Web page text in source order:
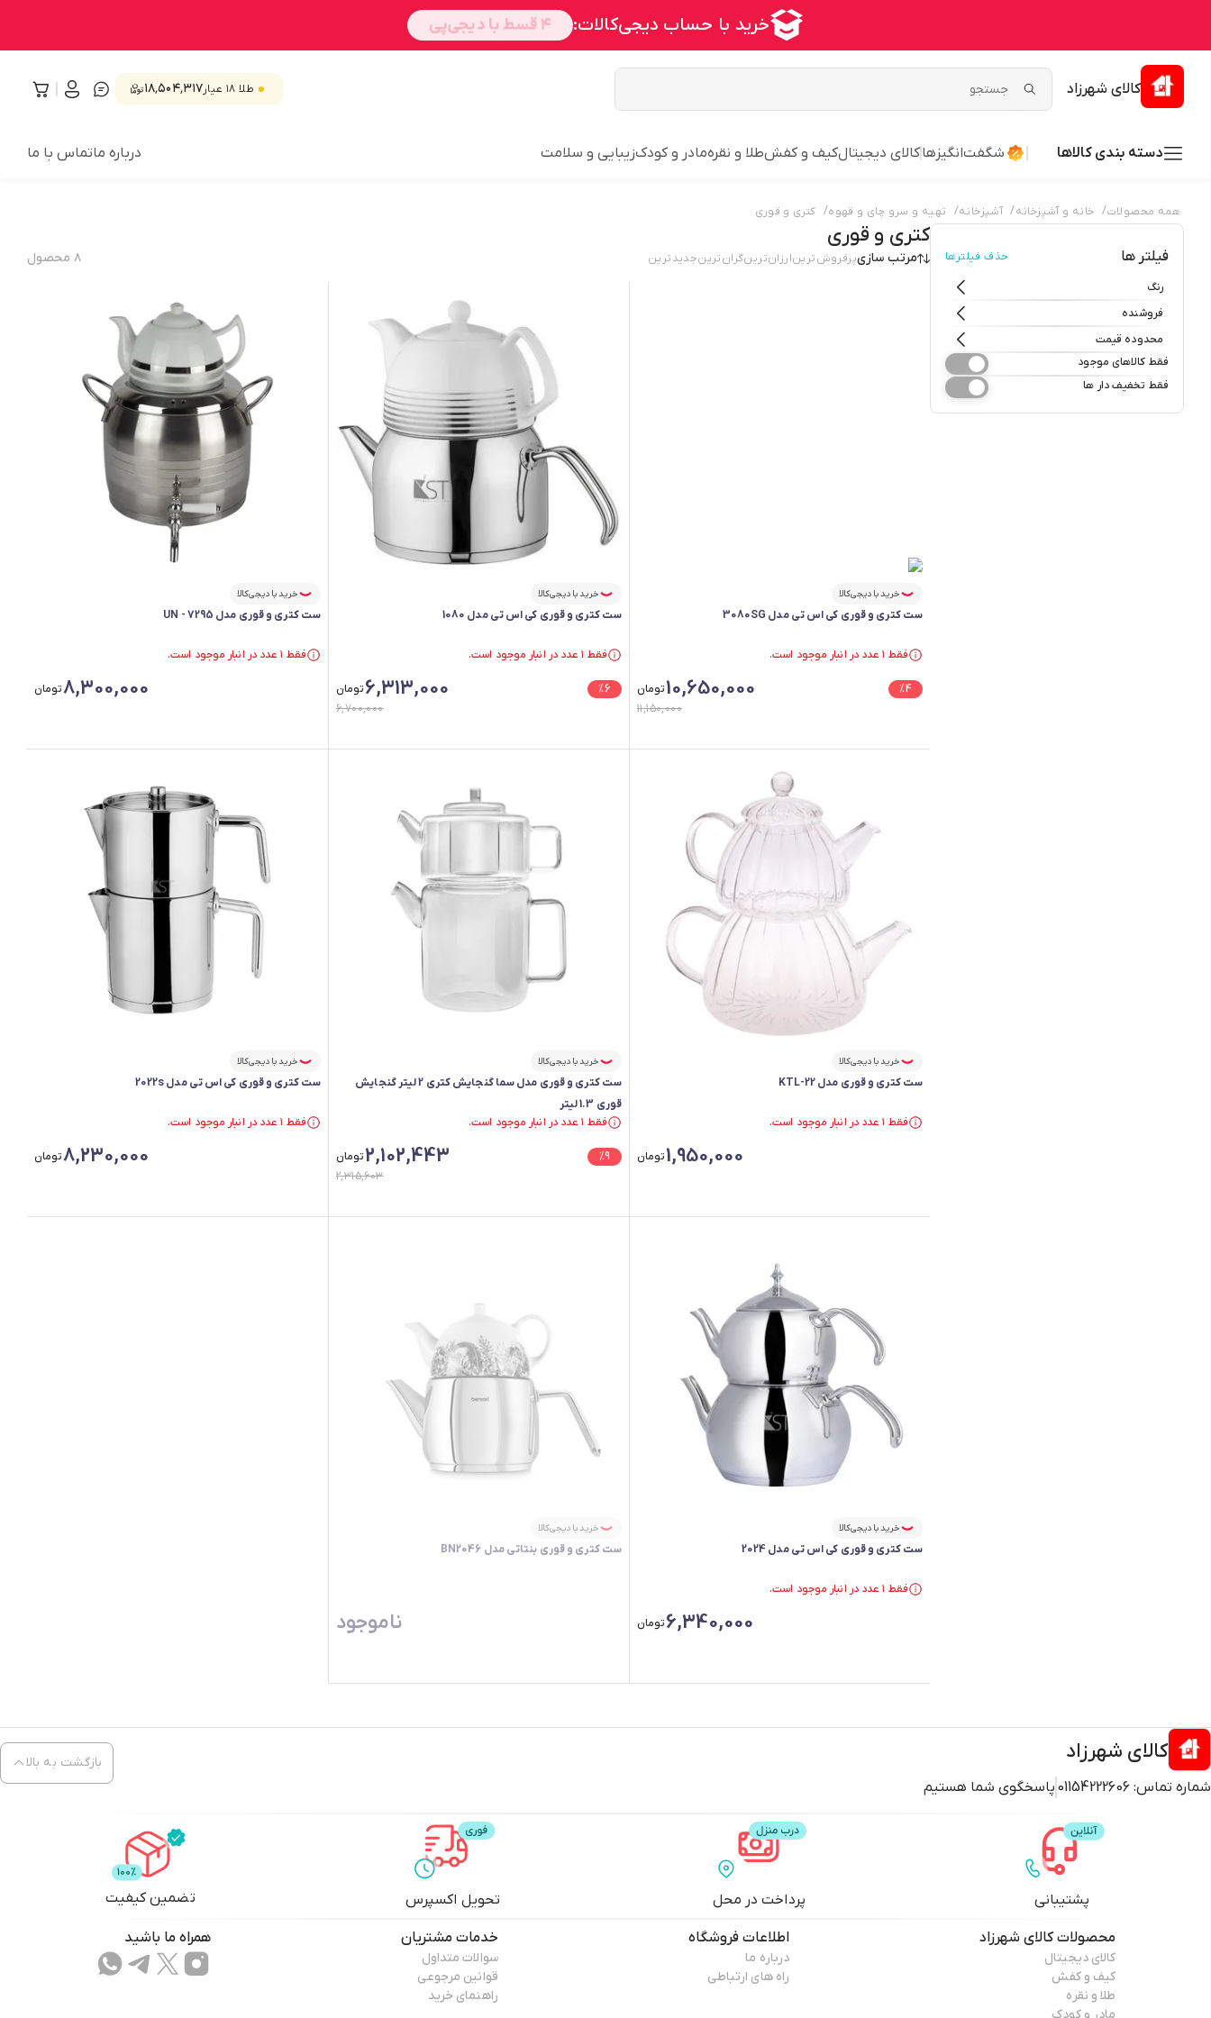
کالای شهرزاد طلا ۱۸ عیار ۱۸٬۵۰۴٬۳۱۷
دسته بندی کالاها شگفت‌انگیزهاکالای دیجیتالکیف و کفشطلا و نقرهمادر و کودکزیبایی و سلامت درباره ماتماس با ما
همه محصولات/ خانه و آشپزخانه/ آشپزخانه/ تهیه و سرو چای و قهوه/ کتری و قوری
فیلتر ها حذف فیلترها
رنگ
فروشنده
محدوده قیمت
فقط کالاهای موجود
فقط تخفیف دار ها
کتری و قوری
مرتب سازیپرفروش‌ترینارزان‌ترینگران‌ترینجدید‌ترین ۸ محصول
خرید با دیجی‌کالا
ست کتری و قوری کی اس تی مدل 3080SG
فقط ۱ عدد در انبار موجود است.
%4
10,650,000تومان
11,150,000
خرید با دیجی‌کالا
ست کتری و قوری کی اس تی مدل 1080
فقط ۱ عدد در انبار موجود است.
%6
6,313,000تومان
6,700,000
خرید با دیجی‌کالا
ست کتری و قوری مدل UN - 7295
فقط ۱ عدد در انبار موجود است.
8,300,000تومان
خرید با دیجی‌کالا
ست کتری و قوری مدل KTL-22
فقط ۱ عدد در انبار موجود است.
1,950,000تومان
خرید با دیجی‌کالا
ست کتری و قوری مدل سما گنجایش کتری 2 لیتر گنجایش
قوری 1.3 لیتر
فقط ۱ عدد در انبار موجود است.
%9
2,102,443تومان
2,315,603
خرید با دیجی‌کالا
ست کتری و قوری کی اس تی مدل 2022s
فقط ۱ عدد در انبار موجود است.
8,230,000تومان
خرید با دیجی‌کالا
ست کتری و قوری کی اس تی مدل 2024
فقط ۱ عدد در انبار موجود است.
6,340,000تومان
خرید با دیجی‌کالا
ست کتری و قوری بنتاتی مدل BN2046
ناموجود
کالای شهرزاد
شماره تماس: 01154222606 پاسخگوی شما هستیم
بازگشت به بالا
پشتیبانی پرداخت در محل تحویل اکسپرس تضمین کیفیت
محصولاتکالای شهرزاد
کالای دیجیتال
کیف و کفش
طلا و نقره
اطلاعات فروشگاه
درباره ما
راه های ارتباطی
خدمات مشتریان
سوالات متداول
قوانین مرجوعی
راهنمای خرید
همراه ما باشید